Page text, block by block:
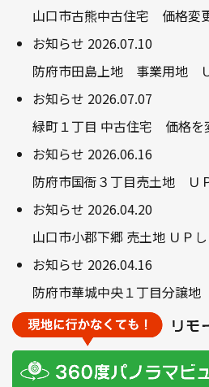
山口市古熊中古住宅 価格変
お知らせ 2026.07.10
防府市田島上地 事業用地
お知らせ 2026.07.07
緑町１丁目 中古住宅 価格を
お知らせ 2026.06.16
防府市国衙３丁目売土地 Ｕ
お知らせ 2026.04.20
山口市小郡下郷 売土地 ＵＰ
お知らせ 2026.04.16
防府市華城中央１丁目分譲地